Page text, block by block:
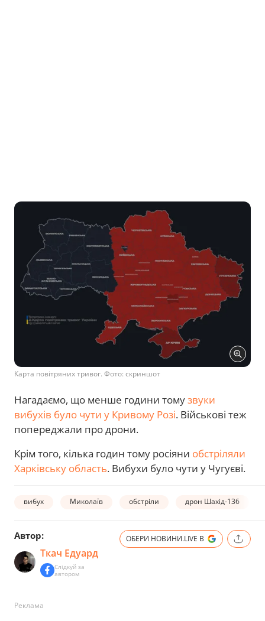
Карта повітряних тривог. Фото: скриншот
Нагадаємо, що менше години томузвуки
вибухів було чути у Кривому Розі. Військові теж
попереджали про дрони.
Крім того, кілька годин тому росіяни обстріляли
Харківську область. Вибухи було чути у Чугуєві.
вибух Миколаїв обстріли дрон Шахід-136
Автор:
Ткач Едуард
Слідкуй за
автором
ОБЕРИ НОВИНИ.LIVE В
Реклама